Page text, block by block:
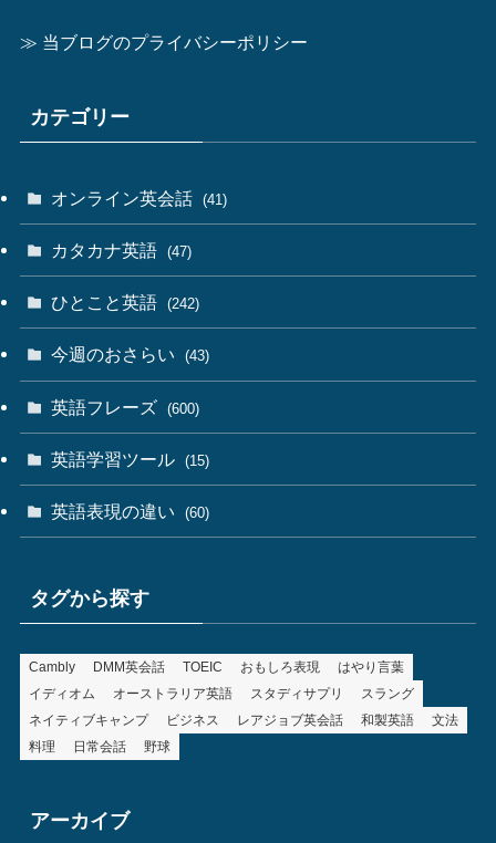
≫ 当ブログのプライバシーポリシー
カテゴリー
オンライン英会話 (41)
カタカナ英語 (47)
ひとこと英語 (242)
今週のおさらい (43)
英語フレーズ (600)
英語学習ツール (15)
英語表現の違い (60)
タグから探す
Cambly DMM英会話 TOEIC おもしろ表現
はやり言葉
イディオム
オーストラリア英語 スタディサプリ
スラング
ネイティブキャンプ
ビジネス レアジョブ英会話 和製英語
文法
料理
日常会話 野球
アーカイブ